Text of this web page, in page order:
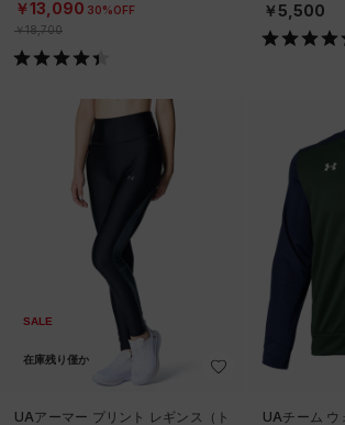
￥13,090 30%OFF
￥18,700
OMEN）
￥5,500
SALE
在庫残り僅か
UAアーマー プリント レギンス（ト
UAチーム ウ